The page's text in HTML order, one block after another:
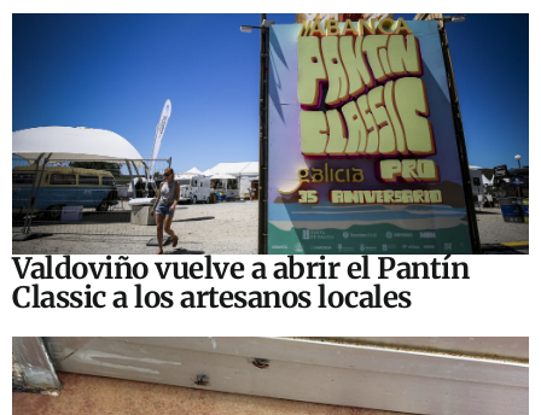
Valdoviño vuelve a abrir el Pantín
Classic a los artesanos locales